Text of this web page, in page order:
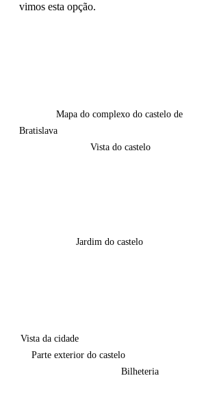
vimos esta opção.
Bratislava
        Vista do castelo
Jardim do castelo
Vista da cidade
    Parte exterior do castelo
                           Bilheteria